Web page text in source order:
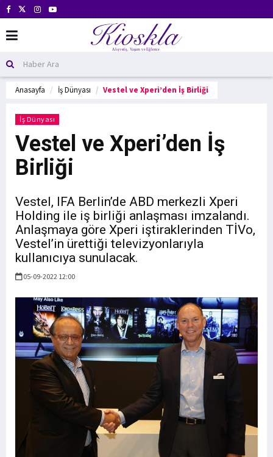
Anasayfa İş Dünyası Vestel ve Xperi’den İş Birliği
İş Dünyası
Vestel ve Xperi’den İş
Birliği
Vestel, IFA Berlin’de ABD merkezli Xperi
Holding ile iş birliği anlaşması imzalandı.
Anlaşmaya göre Xperi iştiraklerinden TİVo,
Vestel’in ürettiği televizyonlarıyla
kullanıcıya sunulacak.
05-09-2022 12:00